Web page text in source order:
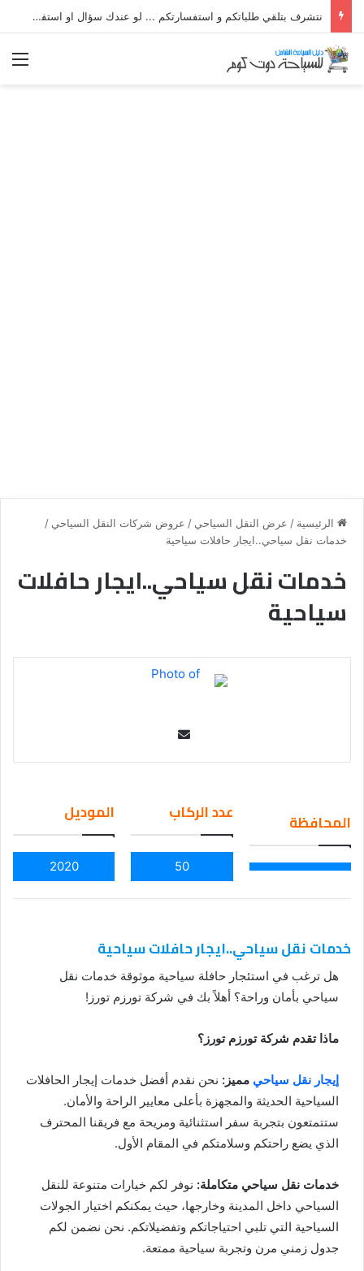
نتشرف بتلقي طلباتكم و استفسارتكم ... لو عندك سؤال او استفسار ماتدرددش فى طلب المساعدة
الرئيسية / عرض النقل السياحي / عروض شركات النقل السياحي /
خدمات نقل سياحي..ايجار حافلات سياحية
خدمات نقل سياحي..ايجار حافلات
سياحية
ail
المحافظة عدد الركاب
50
الموديل
2020
خدمات نقل سياحي..ايجار حافلات سياحية
هل ترغب في استئجار حافلة سياحية موثوقة خدمات نقل
سياحي بأمان وراحة؟ أهلاً بك في شركة تورزم تورز!
ماذا تقدم شركة تورزم تورز؟
إيجار نقل سياحي مميز: نحن نقدم أفضل خدمات إيجار الحافلات
السياحية الحديثة والمجهزة بأعلى معايير الراحة والأمان.
ستتمتعون بتجربة سفر استثنائية ومريحة مع فريقنا المحترف
الذي يضع راحتكم وسلامتكم في المقام الأول.
خدمات نقل سياحي متكاملة: نوفر لكم خيارات متنوعة للنقل
السياحي داخل المدينة وخارجها، حيث يمكنكم اختيار الجولات
السياحية التي تلبي احتياجاتكم وتفضيلاتكم. نحن نضمن لكم
جدول زمني مرن وتجربة سياحية ممتعة.